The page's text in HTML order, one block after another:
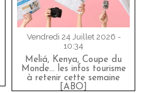
Vendredi 24 Juillet 2026 -
10:34
Meliá, Kenya, Coupe du
Monde… les infos tourisme
à retenir cette semaine
[ABO]